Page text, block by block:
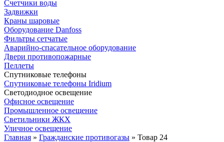
Счетчики воды
Задвижки
Краны шаровые
Оборудование Danfoss
Фильтры сетчатые
Аварийно-спасательное оборудование
Двери противопожарные
Пеллеты
Спутниковые телефоны
Спутниковые телефоны Iridium
Светодиодное освещение
Офисное освещение
Промышленное освещение
Светильники ЖКХ
Уличное освещение
Главная » Гражданские противогазы » Товар 24